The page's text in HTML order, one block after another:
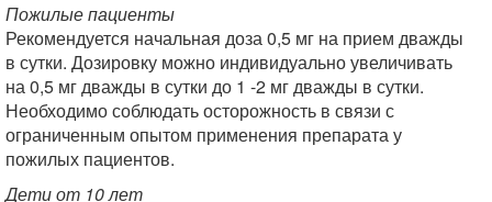
Пожилые пациенты
Рекомендуется начальная доза 0,5 мг на прием дважды
в сутки. Дозировку можно индивидуально увеличивать
на 0,5 мг дважды в сутки до 1 -2 мг дважды в сутки.
Необходимо соблюдать осторожность в связи с
ограниченным опытом применения препарата у
пожилых пациентов.
Дети от 10 лет